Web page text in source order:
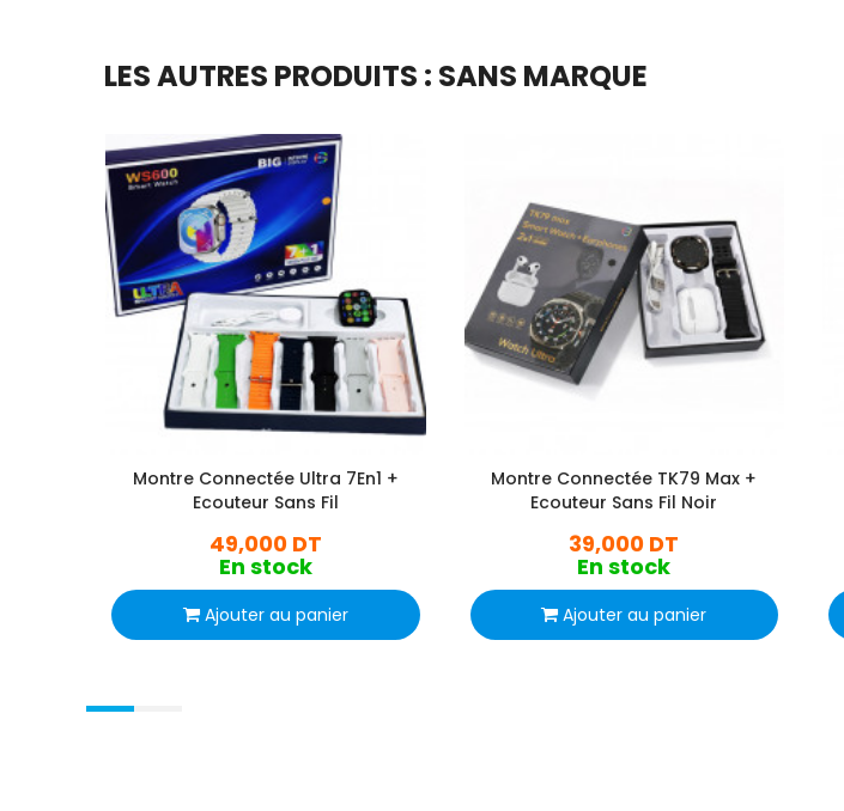
LES AUTRES PRODUITS : SANS MARQUE
Montre Connectée Ultra 7En1 +
Ecouteur Sans Fil
49,000 DT
En stock
Ajouter au panier
Montre Connectée TK79 Max +
Ecouteur Sans Fil Noir
39,000 DT
En stock
Ajouter au panier